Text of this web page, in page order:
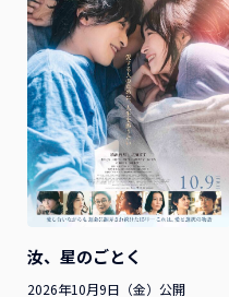
汝、星のごとく
2026年10月9日（金）公開